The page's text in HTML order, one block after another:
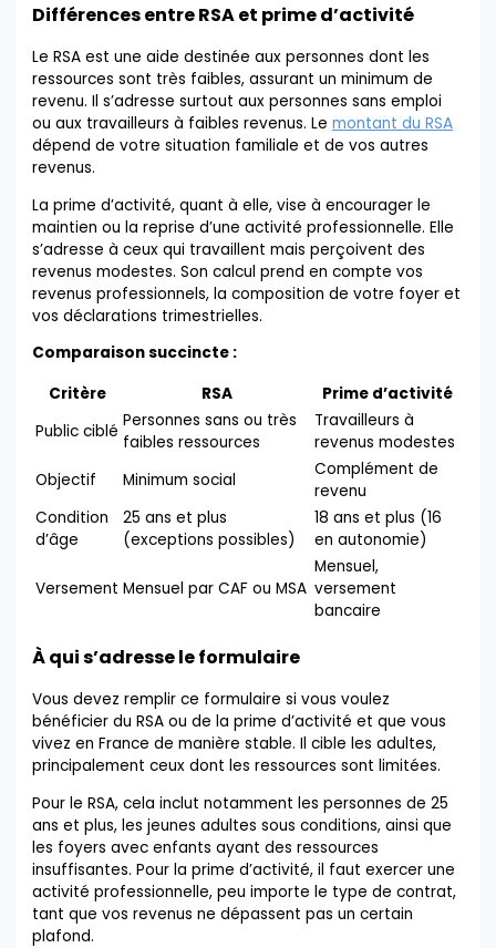
Différences entre RSA et prime d’activité
Le RSA est une aide destinée aux personnes dont les
ressources sont très faibles, assurant un minimum de
revenu. Il s’adresse surtout aux personnes sans emploi
ou aux travailleurs à faibles revenus. Lemontant du RSA
dépend de votre situation familiale et de vos autres
revenus.
La prime d’activité, quant à elle, vise à encourager le
maintien ou la reprise d’une activité professionnelle. Elle
s’adresse à ceux qui travaillent mais perçoivent des
revenus modestes. Son calcul prend en compte vos
revenus professionnels, la composition de votre foyer et
vos déclarations trimestrielles.
Comparaison succincte :
Critère
RSA
Prime d’activité
Public ciblé
Personnes sans ou très
faibles ressources
Travailleurs à
revenus modestes
Objectif
Minimum social
Complément de
revenu
Condition
d’âge
25 ans et plus
(exceptions possibles)
18 ans et plus (16
en autonomie)
Versement Mensuel par CAF ou MSA
Mensuel,
versement
bancaire
À qui s’adresse le formulaire
Vous devez remplir ce formulaire si vous voulez
bénéficier du RSA ou de la prime d’activité et que vous
vivez en France de manière stable. Il cible les adultes,
principalement ceux dont les ressources sont limitées.
Pour le RSA, cela inclut notamment les personnes de 25
ans et plus, les jeunes adultes sous conditions, ainsi que
les foyers avec enfants ayant des ressources
insuffisantes. Pour la prime d’activité, il faut exercer une
activité professionnelle, peu importe le type de contrat,
tant que vos revenus ne dépassent pas un certain
plafond.